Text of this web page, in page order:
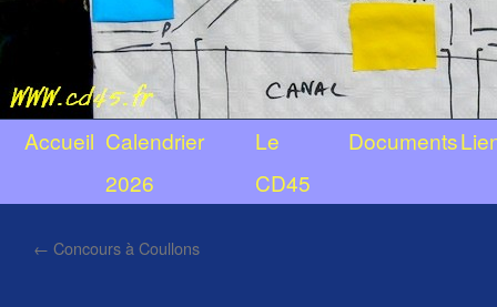
Accueil Calendrier
2026
Le
CD45
Documents
← Concours à Coullons